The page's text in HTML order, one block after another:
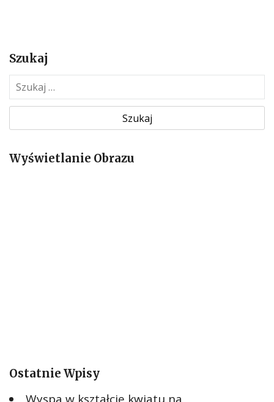
Szukaj
z
k
jWyświetlanie Obrazu
Ostatnie Wpisy